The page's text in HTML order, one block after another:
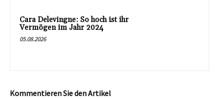
Cara Delevingne: So hoch ist ihr
Vermögen im Jahr 2024
05.08.2026
Kommentieren Sie den Artikel